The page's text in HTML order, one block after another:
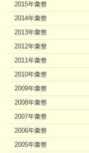
2015年彙整
2014年彙整
2013年彙整
2012年彙整
2011年彙整
2010年彙整
2009年彙整
2008年彙整
2007年彙整
2006年彙整
2005年彙整